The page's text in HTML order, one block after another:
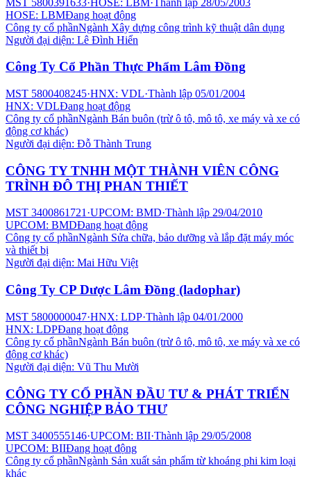
HOSE: LBMĐang hoạt động
Công ty cổ phầnNgành Xây dựng công trình kỹ thuật dân dụng
Người đại diện: Lê Đình Hiển
Công Ty Cổ Phần Thực Phẩm Lâm Đồng
MST 5800408245·HNX: VDL·Thành lập 05/01/2004
HNX: VDLĐang hoạt động
Công ty cổ phầnNgành Bán buôn (trừ ô tô, mô tô, xe máy và xe có
động cơ khác)
Người đại diện: Đỗ Thành Trung
CÔNG TY TNHH MỘT THÀNH VIÊN CÔNG
TRÌNH ĐÔ THỊ PHAN THIẾT
MST 3400861721·UPCOM: BMD·Thành lập 29/04/2010
UPCOM: BMDĐang hoạt động
Công ty cổ phầnNgành Sửa chữa, bảo dưỡng và lắp đặt máy móc
và thiết bị
Người đại diện: Mai Hữu Việt
Công Ty CP Dược Lâm Đồng (ladophar)
MST 5800000047·HNX: LDP·Thành lập 04/01/2000
HNX: LDPĐang hoạt động
Công ty cổ phầnNgành Bán buôn (trừ ô tô, mô tô, xe máy và xe có
động cơ khác)
Người đại diện: Vũ Thu Mười
CÔNG TY CỔ PHẦN ĐẦU TƯ & PHÁT TRIỂN
CÔNG NGHIỆP BẢO THƯ
MST 3400555146·UPCOM: BII·Thành lập 29/05/2008
UPCOM: BIIĐang hoạt động
Công ty cổ phầnNgành Sản xuất sản phẩm từ khoáng phi kim loại
khác